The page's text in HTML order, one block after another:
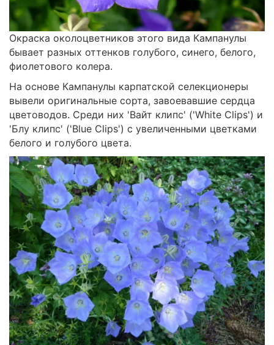
Окраска околоцветников этого вида Кампанулы
бывает разных оттенков голубого, синего, белого,
фиолетового колера.
На основе Кампанулы карпатской селекционеры
вывели оригинальные сорта, завоевавшие сердца
цветоводов. Среди них 'Вайт клипс' ('White Clips') и
'Блу клипс' ('Blue Clips') с увеличенными цветками
белого и голубого цвета.